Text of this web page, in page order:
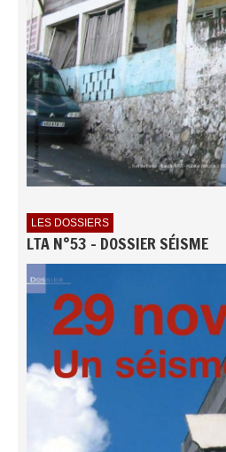
LES DOSSIERS
LTA N°53 - DOSSIER SÉISME